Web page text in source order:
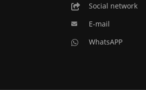
Social network
E-mail
WhatsAPP